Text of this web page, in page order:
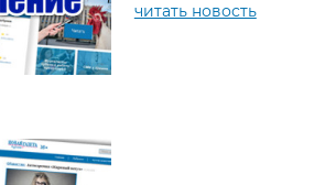
читать новость